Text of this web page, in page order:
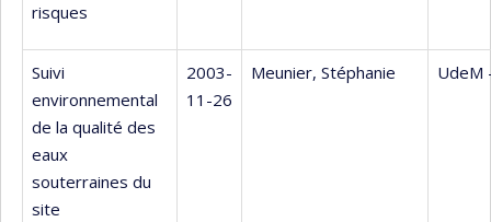
risques
Suivi
environnemental
de la qualité des
eaux
souterraines du
site
2003-
11-26
Meunier, Stéphanie UdeM